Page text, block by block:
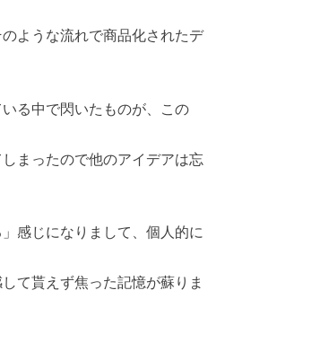
ような流れで商品化されたデ
いる中で閃いたものが、この
まったので他のアイデアは忘
感じになりまして、個人的に
て貰えず焦った記憶が蘇りま